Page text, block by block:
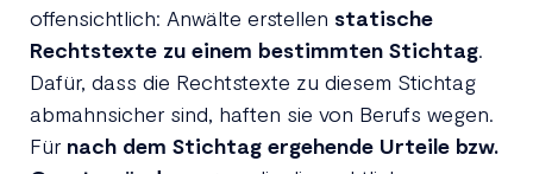
offensichtlich: Anwälte erstellen statische
Rechtstexte zu einem bestimmten Stichtag.
Dafür, dass die Rechtstexte zu diesem Stichtag
abmahnsicher sind, haften sie von Berufs wegen.
Für nach dem Stichtag ergehende Urteile bzw.